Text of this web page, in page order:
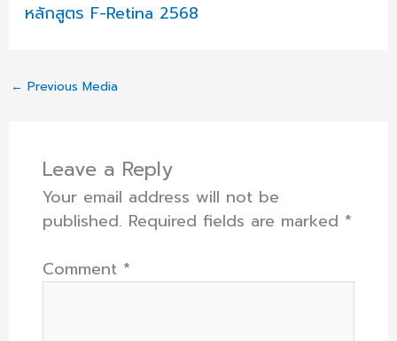
หลักสูตร F-Retina 2568
← Previous Media
Leave a Reply
Your email address will not be
published. Required fields are marked *
Comment *